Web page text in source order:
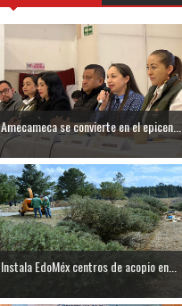
Amecameca se convierte en el epicen...
Instala EdoMéx centros de acopio en...